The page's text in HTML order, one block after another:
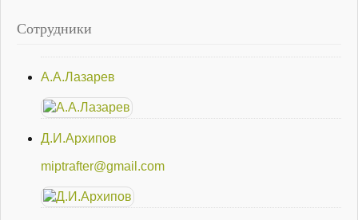
Сотрудники
А.А.Лазарев
Д.И.Архипов
miptrafter@gmail.com